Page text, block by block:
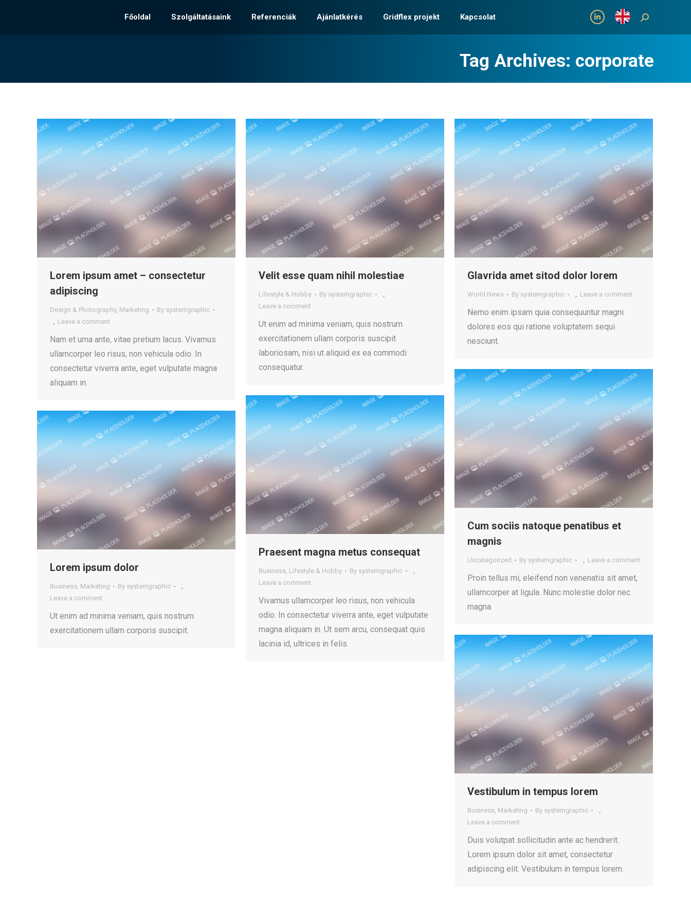
Főoldal Szolgáltatásaink Referenciák Ajánlatkérés Gridflex projekt Kapcsolat
Linkedin Search:
Tag Archives: corporate
Lorem ipsum amet – consectetur
adipiscing
Design & Photography, Marketing By systemgraphic
Leave a comment
Nam et urna ante, vitae pretium lacus. Vivamus
ullamcorper leo risus, non vehicula odio. In
consectetur viverra ante, eget vulputate magna
aliquam in.
Velit esse quam nihil molestiae
Lifestyle & Hobby By systemgraphic
Leave a comment
Ut enim ad minima veniam, quis nostrum
exercitationem ullam corporis suscipit
laboriosam, nisi ut aliquid ex ea commodi
consequatur.
Glavrida amet sitod dolor lorem
World News By systemgraphic Leave a comment
Nemo enim ipsam quia consequuntur magni
dolores eos qui ratione voluptatem sequi
nesciunt.
Cum sociis natoque penatibus et
magnis
Uncategorized By systemgraphic Leave a comment
Proin tellus mi, eleifend non venenatis sit amet,
ullamcorper at ligula. Nunc molestie dolor nec
magna.
Praesent magna metus consequat
Business, Lifestyle & Hobby By systemgraphic
Leave a comment
Vivamus ullamcorper leo risus, non vehicula
odio. In consectetur viverra ante, eget vulputate
magna aliquam in. Ut sem arcu, consequat quis
lacinia id, ultrices in felis.
Lorem ipsum dolor
Business, Marketing By systemgraphic
Leave a comment
Ut enim ad minima veniam, quis nostrum
exercitationem ullam corporis suscipit.
Vestibulum in tempus lorem
Business, Marketing By systemgraphic
Leave a comment
Duis volutpat sollicitudin ante ac hendrerit.
Lorem ipsum dolor sit amet, consectetur
adipiscing elit. Vestibulum in tempus lorem.